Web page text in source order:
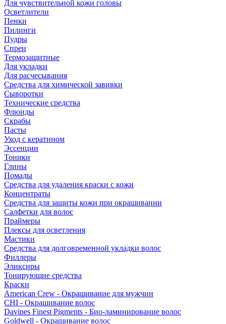
Для чувствительной кожи головы
Осветлители
Пенки
Пилинги
Пудры
Спреи
Термозащитные
Для укладки
Для расчесывания
Средства для химической завивки
Сыворотки
Технические средства
Флюиды
Скрабы
Пасты
Уход с кератином
Эссенции
Тоники
Глины
Помады
Средства для удаления краски с кожи
Концентраты
Средства для защиты кожи при окрашивании
Салфетки для волос
Праймеры
Плексы для осветления
Мастики
Средства для долговременной укладки волос
Филлеры
Эликсиры
Тонирующие средства
Краски
American Crew - Окрашивание для мужчин
CHI - Окрашивание волос
Davines Finest Pigments - Био-ламинирование волос
Goldwell - Окрашивание волос